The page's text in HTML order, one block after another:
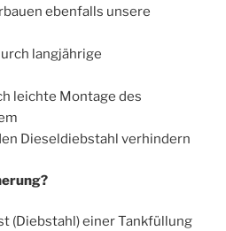
ebenfalls unsere
langjährige
leichte Montage des
Dieseldiebstahl verhindern
(Diebstahl) einer Tankfüllung